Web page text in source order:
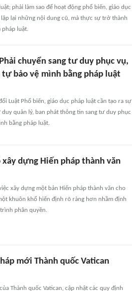
phải làm sao để hoạt động phổ biến, giáo dục
lại những nội dung cũ, mà thực sự trở thành
pháp luật.
chuyển sang tư duy phục vụ,
bảo vệ mình bằng pháp luật
Luật Phổ biến, giáo dục pháp luật cần tạo ra sự
quản lý, ban phát thông tin sang tư duy phục
bằng pháp luật.
dựng Hiến pháp thành văn
xây dựng một bản Hiến pháp thành văn cho
khuôn khổ hiến định rõ ràng hơn nhằm định
phân quyền.
mới Thành quốc Vatican
Thành quốc Vatican, cập nhật các quy định